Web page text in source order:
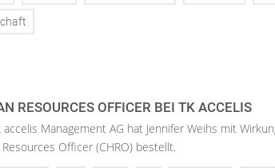
RESOURCES OFFICER BEI TK ACCELIS
Management AG hat Jennifer Weihs mit
Officer (CHRO) bestellt.